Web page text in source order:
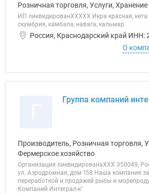
Розничная торговля, Услуги, Хранение
ИП ликвидированХХХХХ Икра красная, кета
скумбрия, камбала, навага, кальмар
Россия, Краснодарский край ИНН:
О
Группа компаний
Производитель, Розничная торговля,
Фермерское хозяйство
Организация ликвидированаХХХ 350049,
ул. Аэродромная, дом 158 Наша компания
переработкой и продажей рыбы и
Компаний Интеграл-к"